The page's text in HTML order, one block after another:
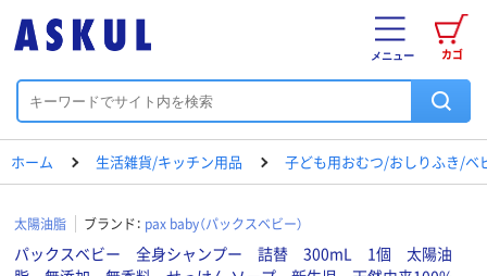
カゴ
メニュー
ホーム 生活雑貨/キッチン用品 子ども用おむつ/おしりふき/ベ
太陽油脂 ブランド： pax baby（パックスベビー）
パックスベビー 全身シャンプー 詰替 300mL 1個 太陽油